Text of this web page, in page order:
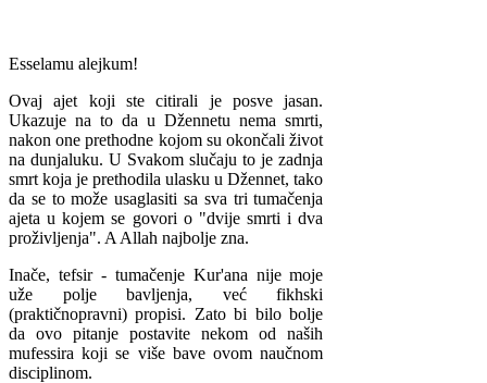
Esselamu alejkum!
Ovaj ajet koji ste citirali je posve jasan.
Ukazuje na to da u Džennetu nema smrti,
nakon one prethodne kojom su okončali život
na dunjaluku. U Svakom slučaju to je zadnja
smrt koja je prethodila ulasku u Džennet, tako
da se to može usaglasiti sa sva tri tumačenja
ajeta u kojem se govori o "dvije smrti i dva
proživljenja". A Allah najbolje zna.
Inače, tefsir - tumačenje Kur'ana nije moje
uže polje bavljenja, već fikhski
(praktičnopravni) propisi. Zato bi bilo bolje
da ovo pitanje postavite nekom od naših
mufessira koji se više bave ovom naučnom
disciplinom.